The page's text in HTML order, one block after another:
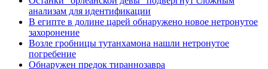
анализам для идентификации
В египте в долине царей обнаружено новое нетронутое
захоронение
Возле гробницы тутанхамона нашли нетронутое
погребение
Обнаружен предок тираннозавра